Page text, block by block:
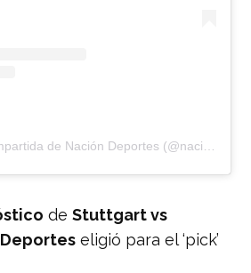
deStuttgart vs
eligió para el ‘pick’